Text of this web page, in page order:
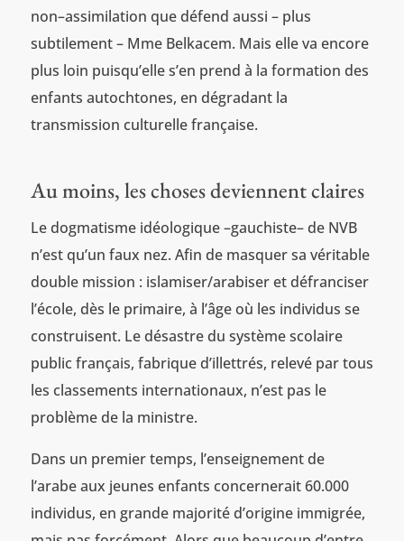
non–assimilation que défend aussi – plus
subtilement – Mme Belkacem. Mais elle va encore
plus loin puisqu’elle s’en prend à la formation des
enfants autochtones, en dégradant la
transmission culturelle française.
Au moins, les choses deviennent claires
Le dogmatisme idéologique –gauchiste– de NVB
n’est qu’un faux nez. Afin de masquer sa véritable
double mission : islamiser/arabiser et défranciser
l’école, dès le primaire, à l’âge où les individus se
construisent. Le désastre du système scolaire
public français, fabrique d’illettrés, relevé par tous
les classements internationaux, n’est pas le
problème de la ministre.
Dans un premier temps, l’enseignement de
l’arabe aux jeunes enfants concernerait 60.000
individus, en grande majorité d’origine immigrée,